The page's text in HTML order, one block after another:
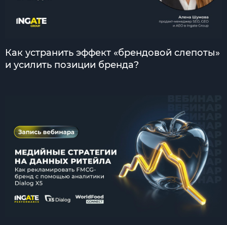
Как устранить эффект «брендовой слепоты»
и усилить позиции бренда?